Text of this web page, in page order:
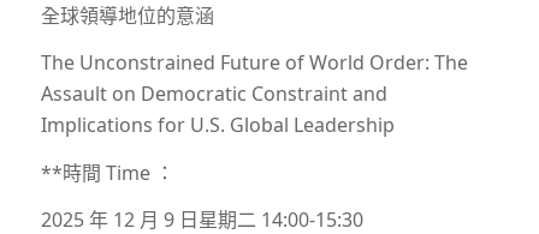
全球領導地位的意涵
The Unconstrained Future of World Order: The
Assault on Democratic Constraint and
Implications for U.S. Global Leadership
**時間 Time ：
2025 年 12 月 9 日星期二 14:00-15:30